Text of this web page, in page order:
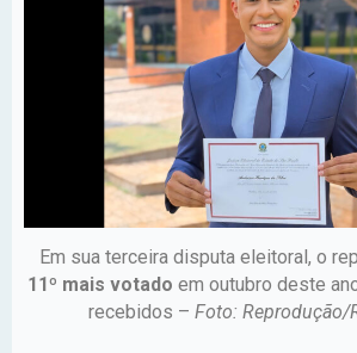
Em sua terceira disputa eleitoral, o
11º mais votado em outubro deste
recebidos – Foto: Reprodução/